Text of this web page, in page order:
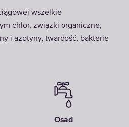
wszelkie
chlor, związki organiczne,
i azotyny, twardość, bakterie
Osad